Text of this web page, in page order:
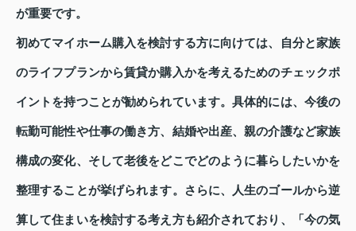
が重要です。
初めてマイホーム購入を検討する方に向けては、自分と家族
のライフプランから賃貸か購入かを考えるためのチェックポ
イントを持つことが勧められています。具体的には、今後の
転勤可能性や仕事の働き方、結婚や出産、親の介護など家族
構成の変化、そして老後をどこでどのように暮らしたいかを
整理することが挙げられます。さらに、人生のゴールから逆
算して住まいを検討する考え方も紹介されており、「今の気